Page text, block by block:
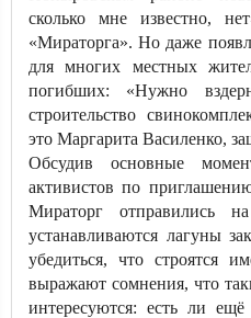
сколько мне известно,
«Мираторга». Но даже
для многих местных
погибших: «Нужно
строительство
это Маргарита Василенко,
Обсудив основные
активистов по
Мираторг отправились
устанавливаются лагуны
убедиться, что строятся
выражают сомнения, что
интересуются: есть ли